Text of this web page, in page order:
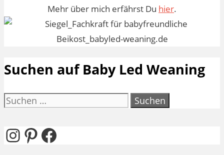
Mehr über mich erfährst Du hier.
Suchen auf Baby Led Weaning
Suchen
Instagram
Pinterest
Facebook